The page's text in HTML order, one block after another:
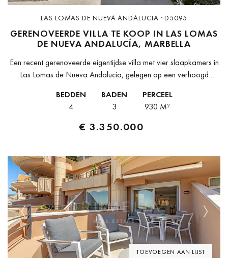
LAS LOMAS DE NUEVA ANDALUCIA · D5095
GERENOVEERDE VILLA TE KOOP IN LAS LOMAS
DE NUEVA ANDALUCÍA, MARBELLA
Een recent gerenoveerde eigentijdse villa met vier slaapkamers in
Las Lomas de Nueva Andalucía, gelegen op een verhoogd
meest gevestigde gated...
BEDDEN
4
BADEN
3
PERCEEL
930 M²
€ 3.350.000
TOEVOEGEN AAN LIJST
Previous Next